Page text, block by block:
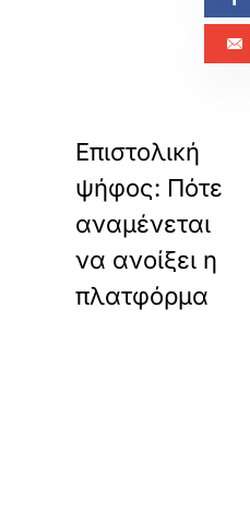
Επιστολική
ψήφος: Πότε
αναμένεται
να ανοίξει η
πλατφόρμα